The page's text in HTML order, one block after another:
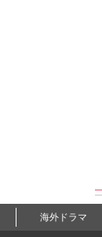
海外ドラマ